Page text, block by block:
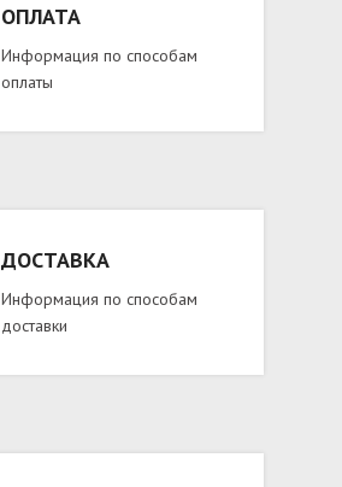
ОПЛАТА
Информация по способам
оплаты
ДОСТАВКА
Информация по способам
доставки